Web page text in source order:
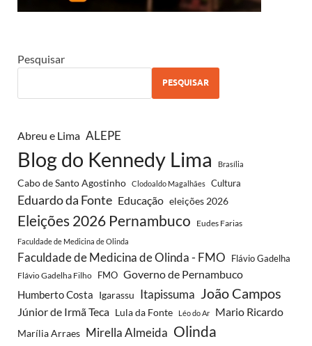
Pesquisar
PESQUISAR
Abreu e Lima ALEPE
Blog do Kennedy Lima Brasília
Cabo de Santo Agostinho Clodoaldo Magalhães Cultura
Eduardo da Fonte Educação eleições 2026
Eleições 2026 Pernambuco Eudes Farias
Faculdade de Medicina de Olinda
Faculdade de Medicina de Olinda - FMO Flávio Gadelha
Flávio Gadelha Filho FMO Governo de Pernambuco
Humberto Costa Igarassu Itapissuma João Campos
Júnior de Irmã Teca Lula da Fonte Léo do Ar Mario Ricardo
Marília Arraes Mirella Almeida Olinda